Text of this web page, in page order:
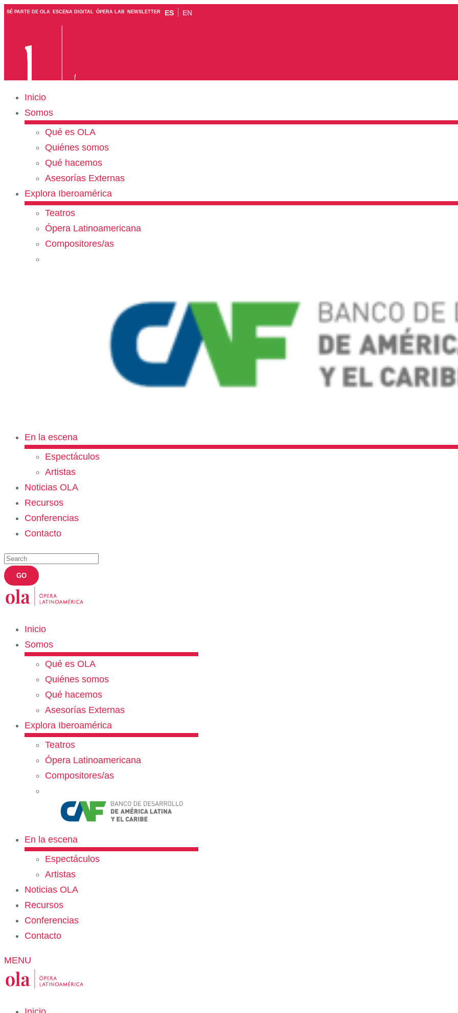
SÉ PARTE DE OLA ESCENA DIGITAL ÓPERA LAB NEWSLETTER ES EN
Inicio
Somos
Qué es OLA
Quiénes somos
Qué hacemos
Asesorías Externas
Explora Iberoamérica
Teatros
Ópera Latinoamericana
Compositores/as
En la escena
Espectáculos
Artistas
Noticias OLA
Recursos
Conferencias
Contacto
Inicio
Somos
Qué es OLA
Quiénes somos
Qué hacemos
Asesorías Externas
Explora Iberoamérica
Teatros
Ópera Latinoamericana
Compositores/as
En la escena
Espectáculos
Artistas
Noticias OLA
Recursos
Conferencias
Contacto
MENU